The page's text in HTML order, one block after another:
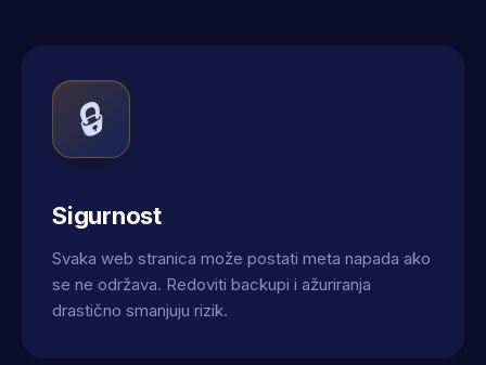
🔒
Sigurnost
Svaka web stranica može postati meta napada ako
se ne održava. Redoviti backupi i ažuriranja
drastično smanjuju rizik.